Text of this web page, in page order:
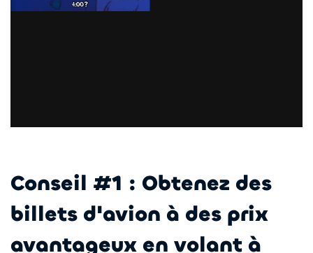
Conseil #1 : Obtenez des
billets d'avion à des prix
avantageux en volant à